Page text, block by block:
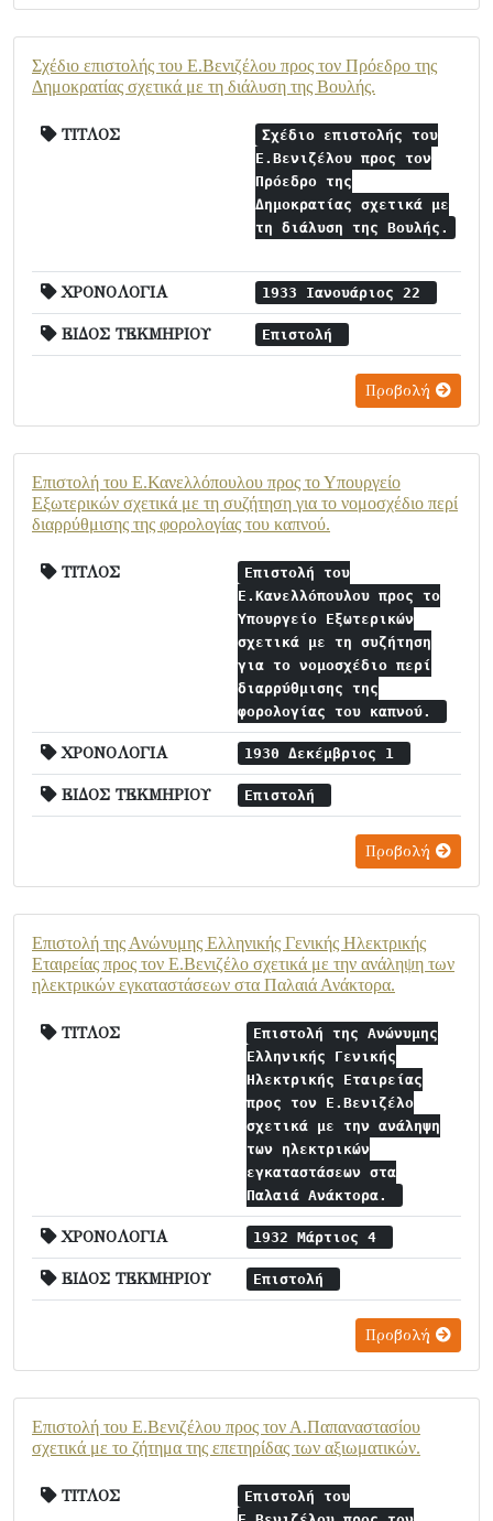
Σχέδιο επιστολής του Ε.Βενιζέλου προς τον Πρόεδρο της
Δημοκρατίας σχετικά με τη διάλυση της Βουλής.
ΤΙΤΛΟΣ
Σχέδιο επιστολής του
Ε.Βενιζέλου προς τον
Πρόεδρο της
Δημοκρατίας σχετικά με
τη διάλυση της Βουλής.
ΧΡΟΝΟΛΟΓΙΑ 1933 Ιανουάριος 22
ΕΙΔΟΣ ΤΕΚΜΗΡΙΟΥ Επιστολή
Προβολή
Επιστολή του Ε.Κανελλόπουλου προς το Υπουργείο
Εξωτερικών σχετικά με τη συζήτηση για το νομοσχέδιο περί
διαρρύθμισης της φορολογίας του καπνού.
ΤΙΤΛΟΣ
Επιστολή του
Ε.Κανελλόπουλου προς το
Υπουργείο Εξωτερικών
σχετικά με τη συζήτηση
για το νομοσχέδιο περί
διαρρύθμισης της
φορολογίας του καπνού.
ΧΡΟΝΟΛΟΓΙΑ 1930 Δεκέμβριος 1
ΕΙΔΟΣ ΤΕΚΜΗΡΙΟΥ Επιστολή
Προβολή
Επιστολή της Ανώνυμης Ελληνικής Γενικής Ηλεκτρικής
Εταιρείας προς τον Ε.Βενιζέλο σχετικά με την ανάληψη των
ηλεκτρικών εγκαταστάσεων στα Παλαιά Ανάκτορα.
ΤΙΤΛΟΣ
Επιστολή της Ανώνυμης
Ελληνικής Γενικής
Ηλεκτρικής Εταιρείας
προς τον Ε.Βενιζέλο
σχετικά με την ανάληψη
των ηλεκτρικών
εγκαταστάσεων στα
Παλαιά Ανάκτορα.
ΧΡΟΝΟΛΟΓΙΑ 1932 Μάρτιος 4
ΕΙΔΟΣ ΤΕΚΜΗΡΙΟΥ Επιστολή
Προβολή
Επιστολή του Ε.Βενιζέλου προς τον Α.Παπαναστασίου
σχετικά με το ζήτημα της επετηρίδας των αξιωματικών.
ΤΙΤΛΟΣ
Επιστολή του